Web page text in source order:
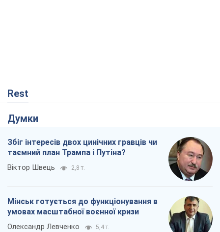
Rest
Думки
Збіг інтересів двох цинічних гравців чи
таємний план Трампа і Путіна?
Віктор Швець 2,8 т.
Мінськ готується до функціонування в
умовах масштабної воєнної кризи
Олександр Левченко 5,4 т.